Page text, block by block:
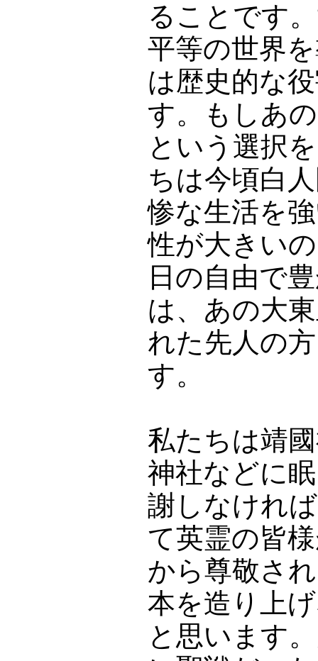
ることです
平等の世界
は歴史的な
す。もしあ
という選択
ちは今頃白
惨な生活を
性が大きい
日の自由で
は、あの大
れた先人の
す。
私たちは靖
神社などに
謝しなけれ
て英霊の皆
から尊敬さ
本を造り上
と思います